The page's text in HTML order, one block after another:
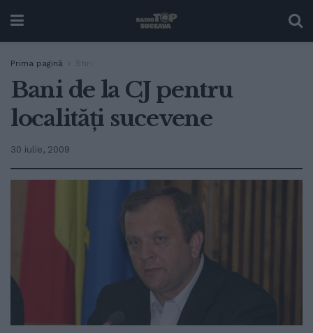
Prima pagină Ştiri
Bani de la CJ pentru
localităţi sucevene
30 iulie, 2009